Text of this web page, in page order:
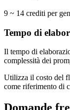
9 ~ 14 crediti per
Tempo di
Il tempo di
complessità dei
Utilizza il costo del
come riferimento di